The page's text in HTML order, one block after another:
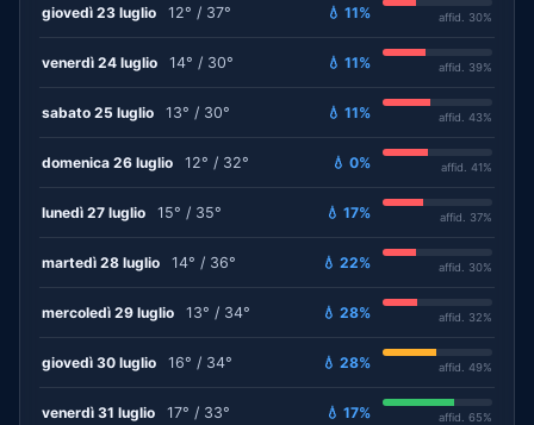
giovedì 23 luglio 12° / 37° 💧 11% affid. 30%
venerdì 24 luglio 14° / 30° 💧 11% affid. 39%
sabato 25 luglio 13° / 30° 💧 11% affid. 43%
domenica 26 luglio 12° / 32° 💧 0% affid. 41%
lunedì 27 luglio 15° / 35° 💧 17% affid. 37%
martedì 28 luglio 14° / 36° 💧 22% affid. 30%
mercoledì 29 luglio 13° / 34° 💧 28% affid. 32%
giovedì 30 luglio 16° / 34° 💧 28% affid. 49%
venerdì 31 luglio 17° / 33° 💧 17% affid. 65%